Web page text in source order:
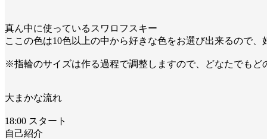
真ん中に使っているスワロフスキー
ここの色は10色以上の中から好きな色をお選び出来るので
※指輪のサイズは作る過程で調整しますので、どなたでもど
大まかな流れ
18:00 スタート
自己紹介